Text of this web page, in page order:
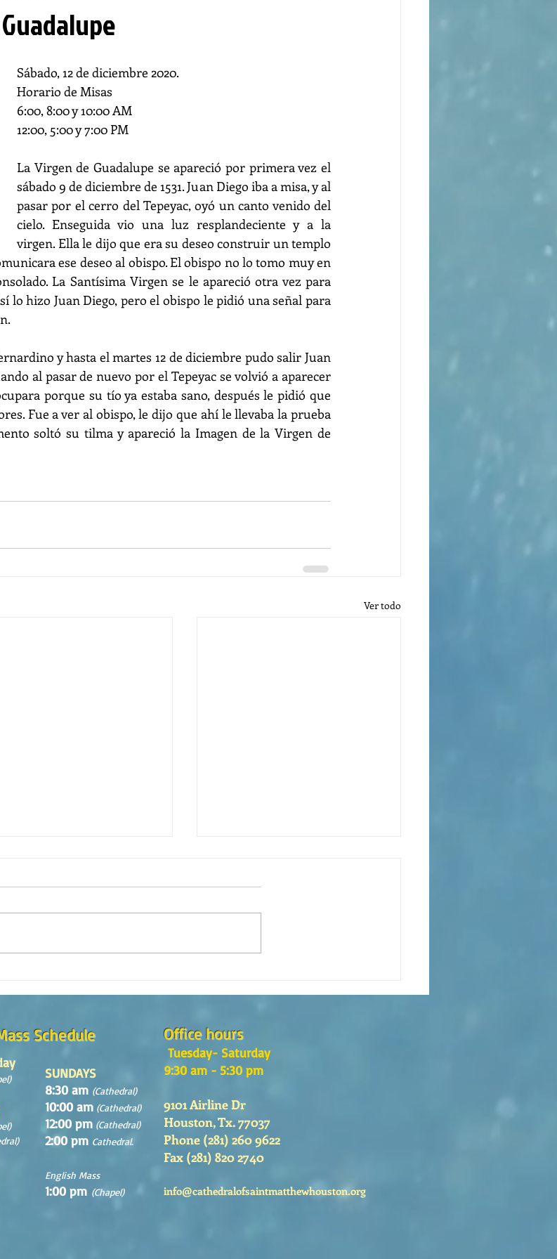
Sábado, 12 de diciembre 2020.
Horario de Misas
6:00, 8:00 y 10:00 AM
12:00, 5:00 y 7:00 PM
La Virgen de Guadalupe se apareció por primera vez el
sábado 9 de diciembre de 1531. Juan Diego iba a misa, y al
pasar por el cerro del Tepeyac, oyó un canto venido del
cielo. Enseguida vio una luz resplandeciente y a la
virgen. Ella le dijo que era su deseo construir un templo
ese deseo al obispo. El obispo no lo tomo muy en
La Santísima Virgen se le apareció otra vez para
lo hizo Juan Diego, pero el obispo le pidió una señal para
y hasta el martes 12 de diciembre pudo salir Juan
al pasar de nuevo por el Tepeyac se volvió a aparecer
porque su tío ya estaba sano, después le pidió que
Fue a ver al obispo, le dijo que ahí le llevaba la prueba
soltó su tilma y apareció la Imagen de la Virgen de
Ver todo
Catedral de San Mateo?
St. Matthew's Cathedral?
Schedule
SUNDAYS
8:30 am (Cathedral)
10:00 am (Cathedral)
12:00 pm (Cathedral)
2:00 pm Cathedral.
English Mass
1:00 pm (Chapel)
Office hours
Tuesday- Saturday
9:30 am - 5:30 pm
9101 Airline Dr
Houston, Tx. 77037
Phone (281) 260 9622
Fax (281) 820 2740
info@cathedralofsaintmatthewhouston.org